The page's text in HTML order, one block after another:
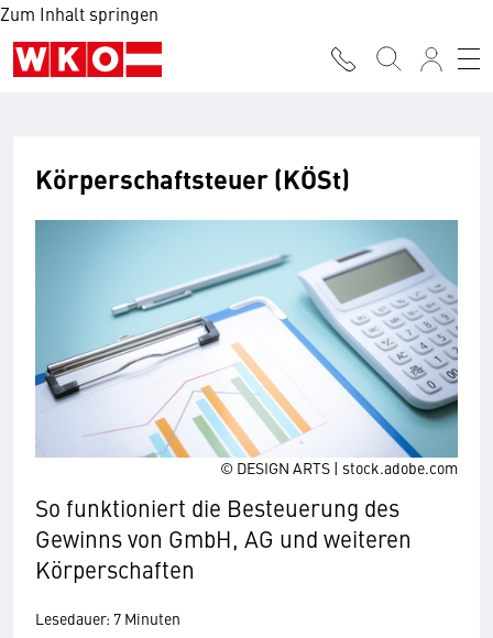
Zum Inhalt springen
© DESIGN ARTS | stock.adobe.com
Körperschaftsteuer (KÖSt)
So funktioniert die Besteuerung des
Gewinns von GmbH, AG und weiteren
Körperschaften
Lesedauer: 7 Minuten